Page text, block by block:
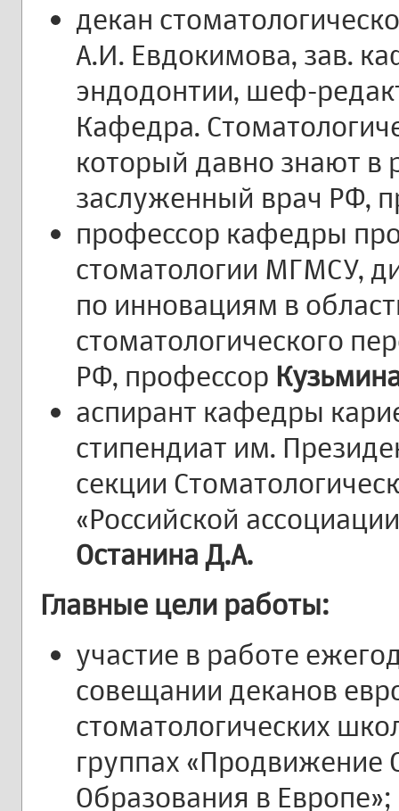
декан
А.И. Евдокимова, зав.
эндодонтии, шеф-
Кафедра.
который давно знают в
заслуженный врач РФ,
профессор кафедры
стоматологии МГМСУ,
по инновациям в
стоматологического
РФ, профессор
аспирант кафедры
стипендиат им.
секции
«Российской
Останина Д.А.
Главные цели работы:
участие в работе
совещании деканов
стоматологических
группах «Продвижение
Образования в Европе»;